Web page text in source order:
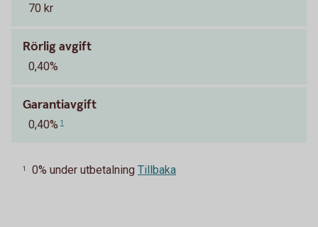
70 kr
Rörlig avgift
0,40%
Garantiavgift
0,40% 1
1 0% under utbetalning Tillbaka